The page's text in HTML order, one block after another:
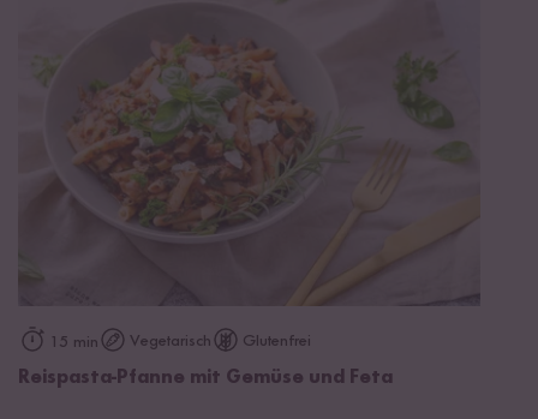
15 min Vegetarisch Glutenfrei
Reispasta-Pfanne mit Gemüse und Feta